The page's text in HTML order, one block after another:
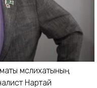
мәслихатының
Нартай